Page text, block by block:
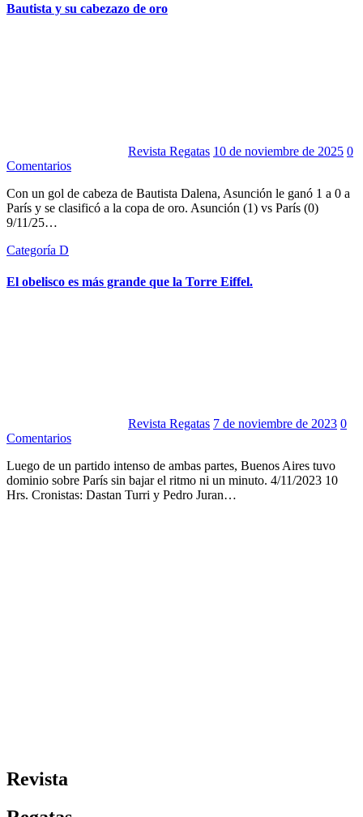
Bautista y su cabezazo de oro
Revista Regatas 10 de noviembre de 2025 0
Comentarios
Con un gol de cabeza de Bautista Dalena, Asunción le ganó 1 a 0 a
París y se clasificó a la copa de oro. Asunción (1) vs París (0)
9/11/25…
Categoría D
El obelisco es más grande que la Torre Eiffel.
Revista Regatas 7 de noviembre de 2023 0
Comentarios
Luego de un partido intenso de ambas partes, Buenos Aires tuvo
dominio sobre París sin bajar el ritmo ni un minuto. 4/11/2023 10
Hrs. Cronistas: Dastan Turri y Pedro Juran…
Revista